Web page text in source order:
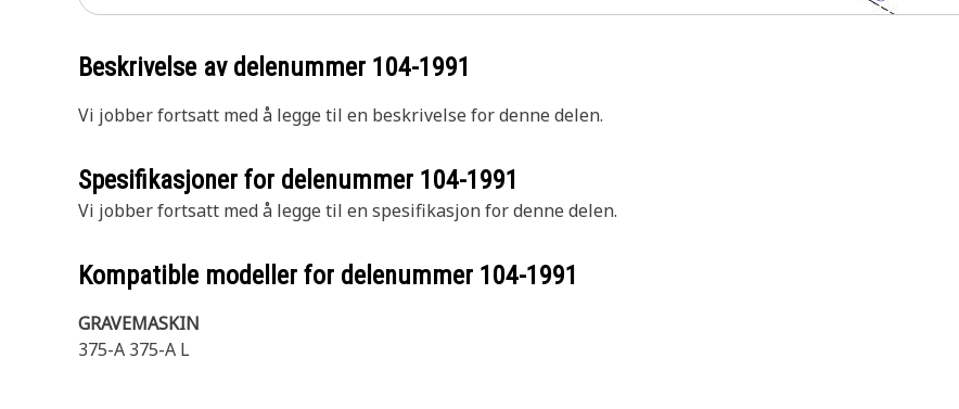
Beskrivelse av delenummer 104-1991
Vi jobber fortsatt med å legge til en beskrivelse for denne delen.
Spesifikasjoner for delenummer 104-1991
Vi jobber fortsatt med å legge til en spesifikasjon for denne delen.
Kompatible modeller for delenummer 104-1991
GRAVEMASKIN
375-A 375-A L